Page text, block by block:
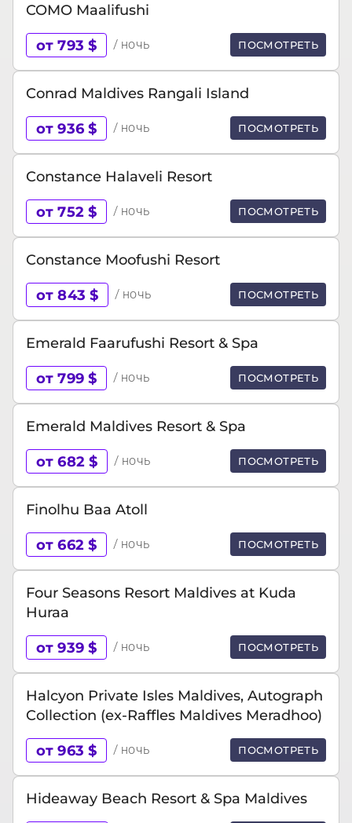
COMO Maalifushi
от 793 $ / ночь ПОСМОТРЕТЬ
Conrad Maldives Rangali Island
от 936 $ / ночь ПОСМОТРЕТЬ
Constance Halaveli Resort
от 752 $ / ночь ПОСМОТРЕТЬ
Constance Moofushi Resort
от 843 $ / ночь ПОСМОТРЕТЬ
Emerald Faarufushi Resort & Spa
от 799 $ / ночь ПОСМОТРЕТЬ
Emerald Maldives Resort & Spa
от 682 $ / ночь ПОСМОТРЕТЬ
Finolhu Baa Atoll
от 662 $ / ночь ПОСМОТРЕТЬ
Four Seasons Resort Maldives at Kuda
Huraa
от 939 $ / ночь ПОСМОТРЕТЬ
Halcyon Private Isles Maldives, Autograph
Collection (ex-Raffles Maldives Meradhoo)
от 963 $ / ночь ПОСМОТРЕТЬ
Hideaway Beach Resort & Spa Maldives